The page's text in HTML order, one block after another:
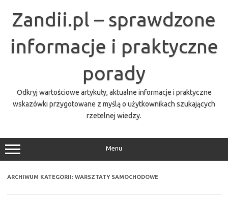
treściZandii.pl – sprawdzone
informacje i praktyczne
porady
Odkryj wartościowe artykuły, aktualne informacje i praktyczne
wskazówki przygotowane z myślą o użytkownikach szukających
rzetelnej wiedzy.
Menu
ARCHIWUM KATEGORII: WARSZTATY SAMOCHODOWE